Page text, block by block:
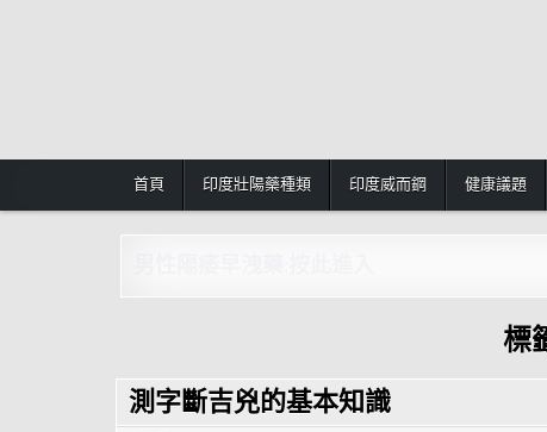
首頁 印度壯陽藥種類 印度威而鋼 健康議題
標
測字斷吉兇的基本知識